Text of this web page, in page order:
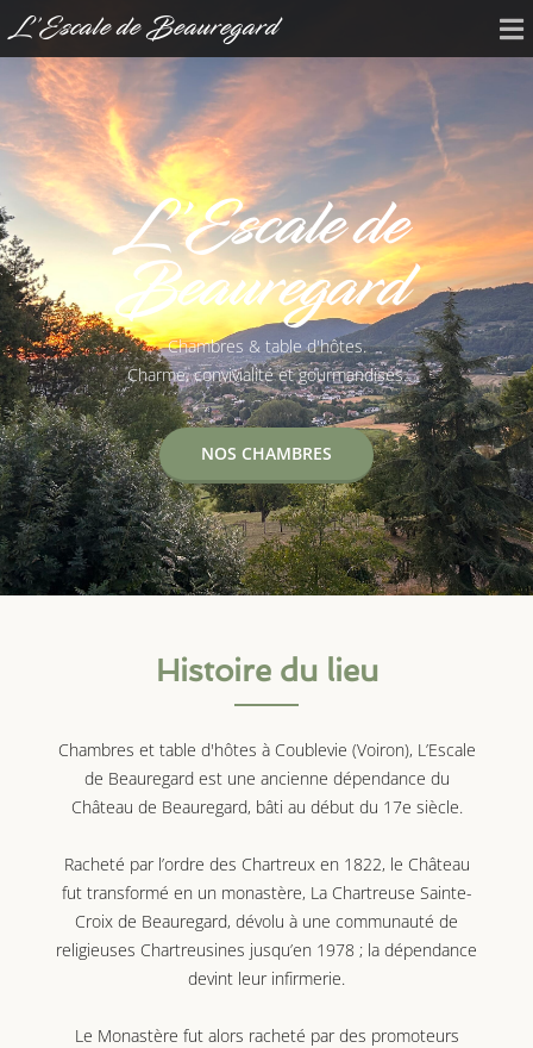
L'Escale de Beauregard
L'Escale de
Beauregard
Chambres & table d'hôtes.
Charme, convivialité et gourmandises.
NOS CHAMBRES
Histoire du lieu
Chambres et table d'hôtes à Coublevie (Voiron), L’Escale
de Beauregard est une ancienne dépendance du
Château de Beauregard, bâti au début du 17e siècle.
Racheté par l’ordre des Chartreux en 1822, le Château
fut transformé en un monastère, La Chartreuse Sainte-
Croix de Beauregard, dévolu à une communauté de
religieuses Chartreusines jusqu’en 1978 ; la dépendance
devint leur infirmerie.
Le Monastère fut alors racheté par des promoteurs